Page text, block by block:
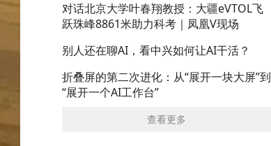
对话北京大学叶春翔教授：大疆eVTOL飞
跃珠峰8861米助力科考｜凤凰V现场
别人还在聊AI，看中兴如何让AI干活？
折叠屏的第二次进化：从“展开一块大屏”到
“展开一个AI工作台”
查看更多